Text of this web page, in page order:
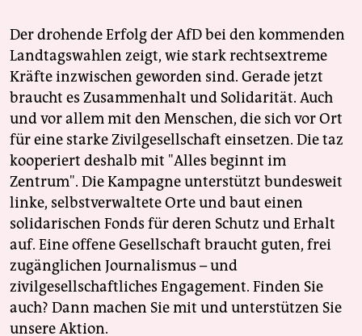
Der drohende Erfolg der AfD bei den kommenden
Landtagswahlen zeigt, wie stark rechtsextreme
Kräfte inzwischen geworden sind. Gerade jetzt
braucht es Zusammenhalt und Solidarität. Auch
und vor allem mit den Menschen, die sich vor Ort
für eine starke Zivilgesellschaft einsetzen. Die taz
kooperiert deshalb mit "Alles beginnt im
Zentrum". Die Kampagne unterstützt bundesweit
linke, selbstverwaltete Orte und baut einen
solidarischen Fonds für deren Schutz und Erhalt
auf. Eine offene Gesellschaft braucht guten, frei
zugänglichen Journalismus – und
zivilgesellschaftliches Engagement. Finden Sie
auch? Dann machen Sie mit und unterstützen Sie
unsere Aktion.